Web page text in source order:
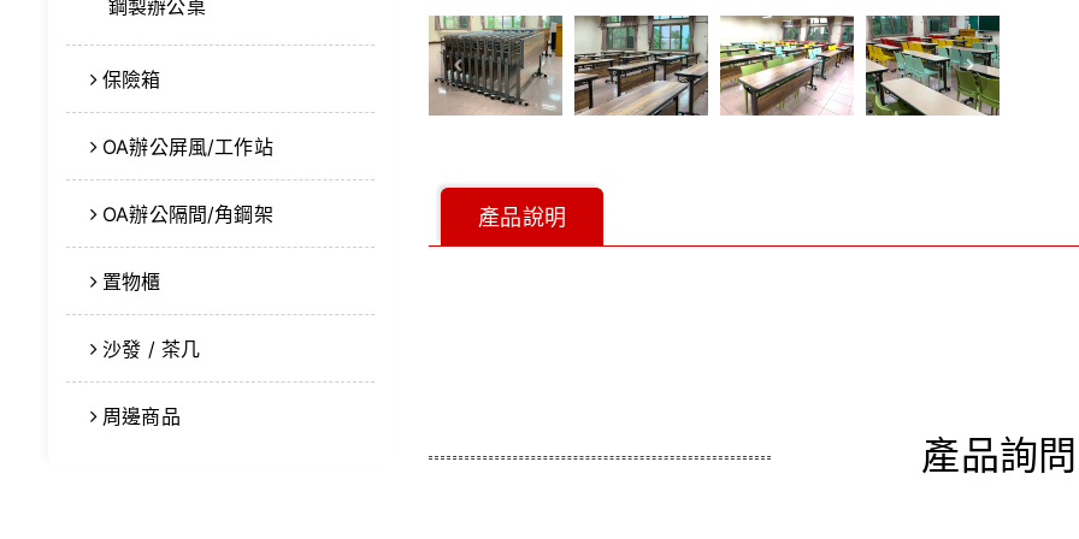
鋼製辦公桌
保險箱
OA辦公屏風/工作站
OA辦公隔間/角鋼架
置物櫃
沙發 / 茶几
周邊商品
產品說明
產品詢問